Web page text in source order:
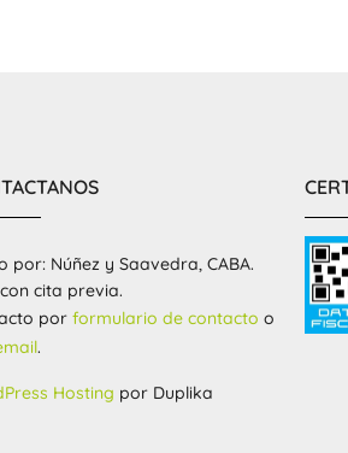
por: Núñez y Saavedra, CABA.
cita previa.
por formulario de contacto o
.
Hosting por Duplika